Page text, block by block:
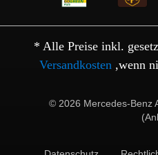
* Alle Preise inkl.
Versandkosten ,wenn
© 2026 Mercedes-Benz